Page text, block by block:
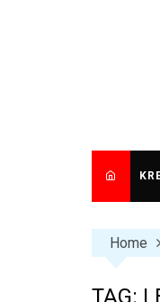
Home
TAG: